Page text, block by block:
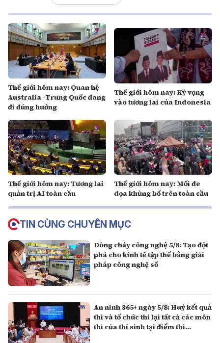
Thế giới hôm nay: Quan hệ
Australia -Trung Quốc đang
đi đúng hướng
Thế giới hôm nay: Kỳ vọng
vào tương lai của Indonesia
Thế giới hôm nay: Tương lai
quản trị AI toàn cầu
Thế giới hôm nay: Mối đe
dọa khủng bố trên toàn cầu
TIN CÙNG CHUYÊN MỤC
Dòng chảy công nghệ 5/8: Tạo đột
phá cho kinh tế tập thể bằng giải
pháp công nghệ số
An ninh 365+ ngày 5/8: Huỷ kết quả
thi và tổ chức thi lại tất cả các môn
thi của thí sinh tại điểm thi